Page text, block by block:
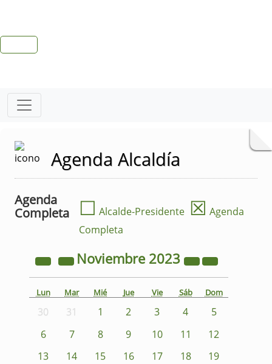
Agenda Alcaldía
Agenda
Completa
☐ Alcalde-Presidente ☒ Agenda
Completa
Noviembre 2023
Lun Mar Mié Jue Vie Sáb Dom
30 31 1 2 3 4
5
6
7 8 9 10 11
12
13
14 15 16 17 18
19